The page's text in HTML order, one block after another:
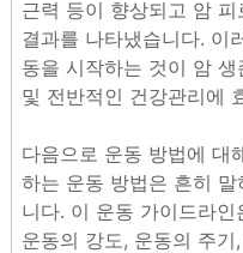
근력 등이 향상되고 암
결과를 나타냈습니다. 이
동을 시작하는 것이 암
및 전반적인 건강관리에
다음으로 운동 방법에 대
하는 운동 방법은 흔히
니다. 이 운동 가이드라
운동의 강도, 운동의 주